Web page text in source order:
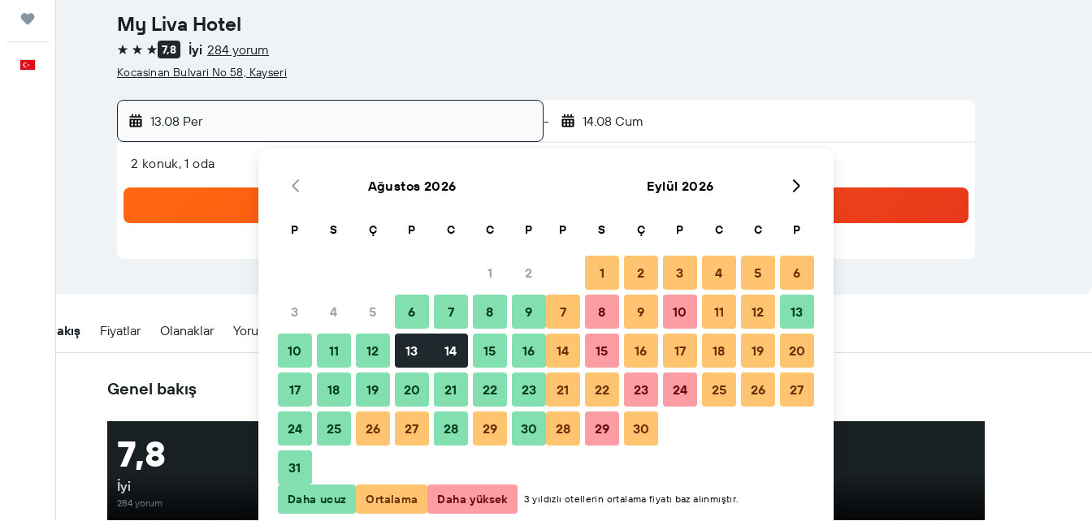
My Liva Hotel
3 yıldız 7,8 İyi 284 yorum
Kocasinan Bulvari No 58, Kayseri
13.08 Per - 14.08 Cum
2 konuk, 1 oda
Genel Bakış Fiyatlar Olanaklar Yorumlar Konum Rezervasyon zamanı İpuçları ve SSS Yakındaki tesisler
Genel bakış
7,8
İyi
284 yorum
Haritada göster
Ağustos 2026
P S Ç P C C P
1 2
3 4 5 6 7 8 9
10 11 12 13 14 15 16
17 18 19 20 21 22 23
24 25 26 27 28 29 30
31
Eylül 2026
P S Ç P C C P
1 2 3 4 5 6
7 8 9 10 11 12 13
14 15 16 17 18 19 20
21 22 23 24 25 26 27
28 29 30
Daha ucuz Ortalama Daha yüksek 3 yıldızlı otellerin ortalama fiyatı baz alınmıştır.